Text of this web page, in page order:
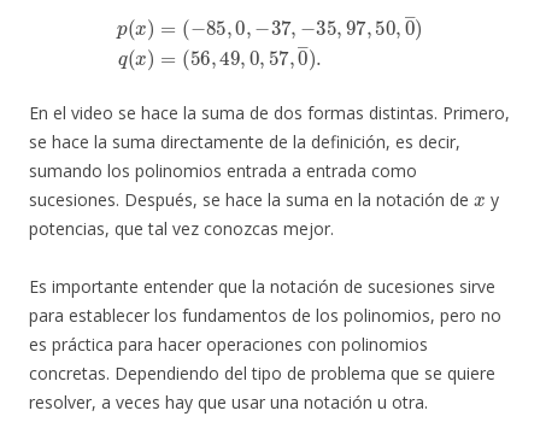
) =( 85 0,− 37 35, 97,50,0―)q (x
56, 49 ,57 ―
En el video se hace la suma de dos formas distintas. Primero,
se hace la suma directamente de la definición, es decir,
sumando los polinomios entrada a entrada como
sucesiones. Después, se hace la suma en la notación de
y
potencias, que tal vez conozcas mejor.
Es importante entender que la notación de sucesiones sirve
para establecer los fundamentos de los polinomios, pero no
es práctica para hacer operaciones con polinomios
concretas. Dependiendo del tipo de problema que se quiere
resolver, a veces hay que usar una notación u otra.